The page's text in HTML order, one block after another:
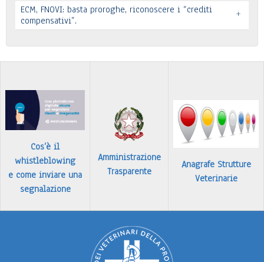
Leggi tutto
Premio “Il peso delle cose” - Candidature
ECM, FNOVI: basta proroghe, riconoscere i “crediti
compensativi”.
+
Cos’è il
whistleblowing
e come inviare una
segnalazione
Amministrazione
Trasparente
Anagrafe Strutture
Veterinarie